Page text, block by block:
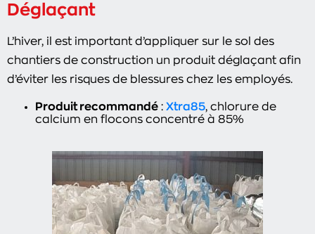
Déglaçant
L’hiver, il est important d’appliquer sur le sol des
chantiers de construction un produit déglaçant afin
d’éviter les risques de blessures chez les employés.
Produit recommandé : Xtra85, chlorure de
calcium en flocons concentré à 85%